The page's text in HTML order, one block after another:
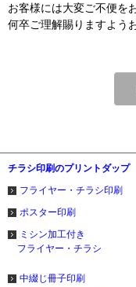
お客様には大変ご不便を
何卒ご理解賜りますよう
チラシ印刷のプリントダップ
フライヤー・チラシ印刷
ポスター印刷
ミシン加工付き
フライヤー・チラシ
中綴じ冊子印刷